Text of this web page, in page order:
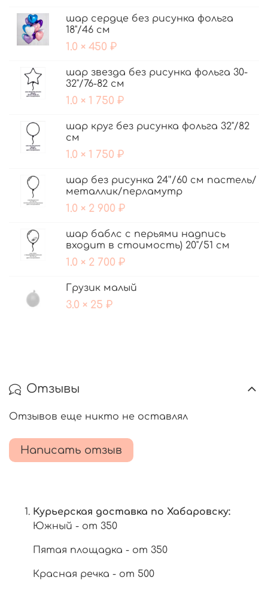
шар сердце без рисунка фольга
18"/46 см
1.0 × 450 ₽
шар звезда без рисунка фольга 30-
32"/76-82 см
1.0 × 1 750 ₽
шар круг без рисунка фольга 32"/82
см
1.0 × 1 750 ₽
шар без рисунка 24'’/60 см пастель/
металлик/перламутр
1.0 × 2 900 ₽
шар баблс с перьями надпись
входит в стоимость) 20"/51 см
1.0 × 2 700 ₽
Грузик малый
3.0 × 25 ₽
Отзывы
Отзывов еще никто не оставлял
Написать отзыв
Курьерская доставка по Хабаровску:
Южный - от 350
Пятая площадка - от 350
Красная речка - от 500